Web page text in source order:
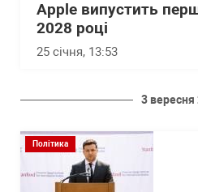
Apple випустить
2028 році
25 січня, 13:53
3 вересня
Політика